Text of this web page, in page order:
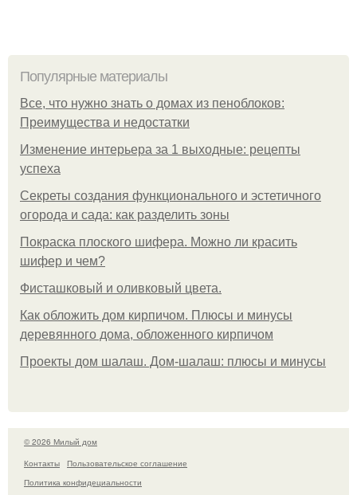
Популярные материалы
Все, что нужно знать о домах из пеноблоков:
Преимущества и недостатки
Изменение интерьера за 1 выходные: рецепты
успеха
Секреты создания функционального и эстетичного
огорода и сада: как разделить зоны
Покраска плоского шифера. Можно ли красить
шифер и чем?
Фисташковый и оливковый цвета.
Как обложить дом кирпичом. Плюсы и минусы
деревянного дома, обложенного кирпичом
Проекты дом шалаш. Дом-шалаш: плюсы и минусы
© 2026 Милый дом
Контакты
Пользовательское соглашение
Политика конфидециальности